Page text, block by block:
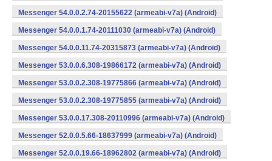
Messenger 54.0.0.2.74-20155622 (armeabi-v7a) (Android)
Messenger 54.0.0.1.74-20111030 (armeabi-v7a) (Android)
Messenger 54.0.0.11.74-20315873 (armeabi-v7a) (Android)
Messenger 53.0.0.6.308-19866172 (armeabi-v7a) (Android)
Messenger 53.0.0.2.308-19775866 (armeabi-v7a) (Android)
Messenger 53.0.0.2.308-19775855 (armeabi-v7a) (Android)
Messenger 53.0.0.17.308-20110996 (armeabi-v7a) (Android)
Messenger 52.0.0.5.66-18637999 (armeabi-v7a) (Android)
Messenger 52.0.0.19.66-18962802 (armeabi-v7a) (Android)